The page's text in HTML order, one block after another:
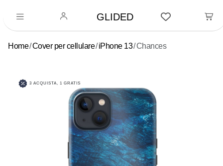
GLIDED
Home Cover per cellulare iPhone 13 Chances
3 ACQUISTA, 1 GRATIS